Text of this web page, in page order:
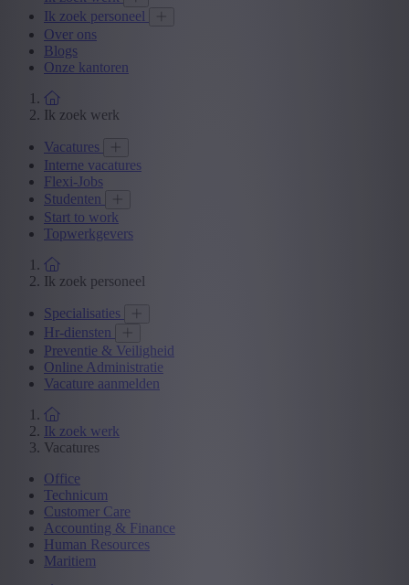
Ik zoek personeel
Over ons
Blogs
Onze kantoren
Ik zoek werk
Vacatures
Interne vacatures
Flexi-Jobs
Studenten
Start to work
Topwerkgevers
Ik zoek personeel
Specialisaties
Hr-diensten
Preventie & Veiligheid
Online Administratie
Vacature aanmelden
Ik zoek werk
Vacatures
Office
Technicum
Customer Care
Accounting & Finance
Human Resources
Maritiem